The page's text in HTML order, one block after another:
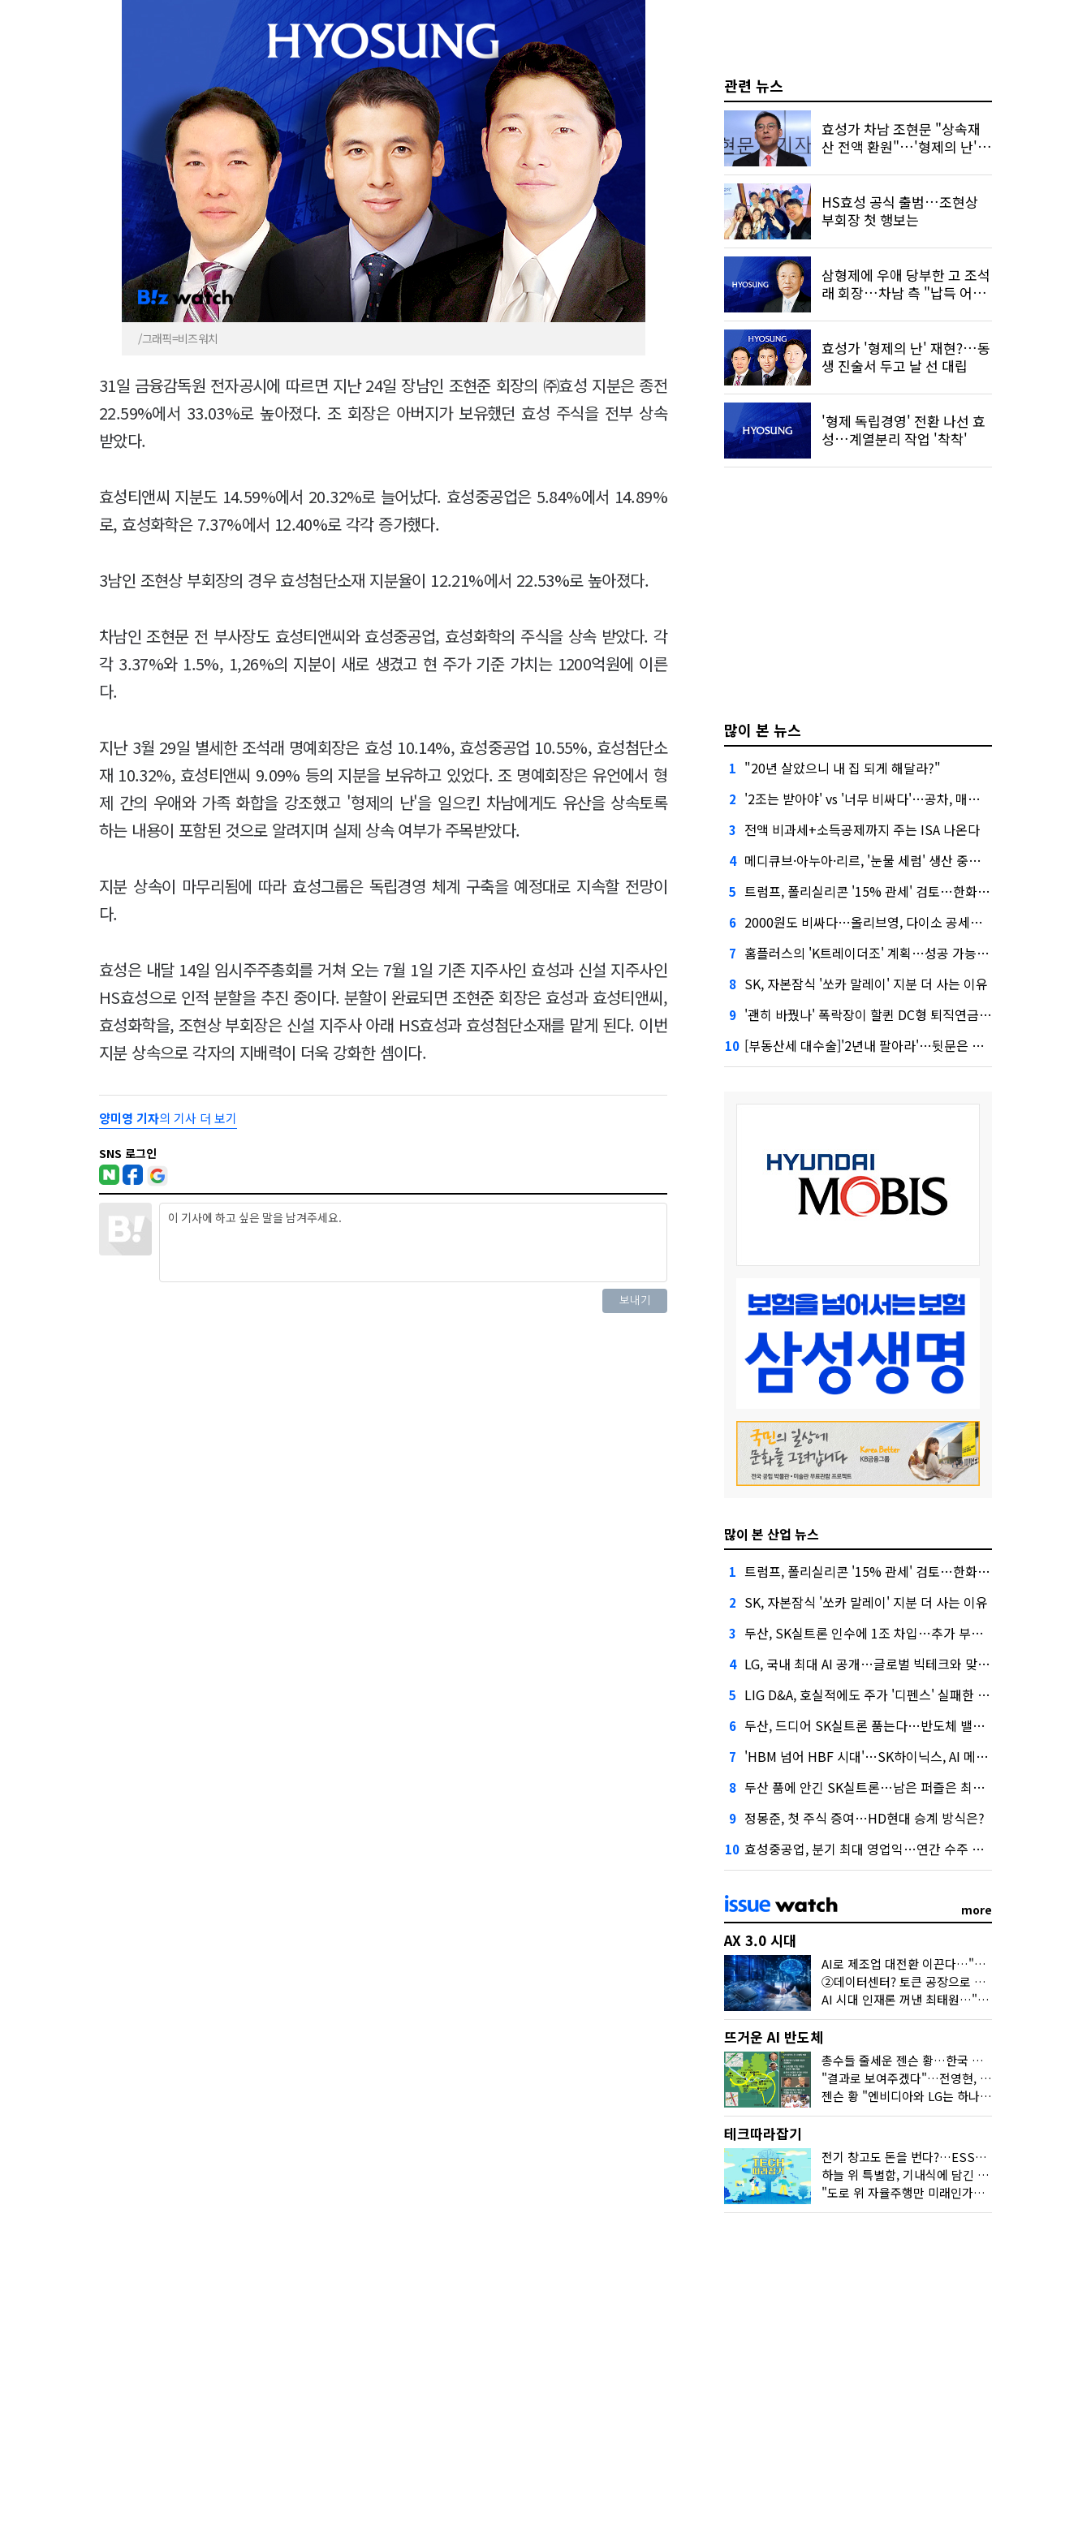
/그래픽=비즈워치
31일 금융감독원 전자공시에 따르면 지난 24일 장남인 조현준 회장의 ㈜효성 지분은 종전
22.59%에서 33.03%로 높아졌다. 조 회장은 아버지가 보유했던 효성 주식을 전부 상속
받았다.
효성티앤씨 지분도 14.59%에서 20.32%로 늘어났다. 효성중공업은 5.84%에서 14.89%
로, 효성화학은 7.37%에서 12.40%로 각각 증가했다.
3남인 조현상 부회장의 경우 효성첨단소재 지분율이 12.21%에서 22.53%로 높아졌다.
차남인 조현문 전 부사장도 효성티앤씨와 효성중공업, 효성화학의 주식을 상속 받았다. 각
각 3.37%와 1.5%, 1,26%의 지분이 새로 생겼고 현 주가 기준 가치는 1200억원에 이른
다.
지난 3월 29일 별세한 조석래 명예회장은 효성 10.14%, 효성중공업 10.55%, 효성첨단소
재 10.32%, 효성티앤씨 9.09% 등의 지분을 보유하고 있었다. 조 명예회장은 유언에서 형
제 간의 우애와 가족 화합을 강조했고 '형제의 난'을 일으킨 차남에게도 유산을 상속토록
하는 내용이 포함된 것으로 알려지며 실제 상속 여부가 주목받았다.
지분 상속이 마무리됨에 따라 효성그룹은 독립경영 체계 구축을 예정대로 지속할 전망이
다.
효성은 내달 14일 임시주주총회를 거쳐 오는 7월 1일 기존 지주사인 효성과 신설 지주사인
HS효성으로 인적 분할을 추진 중이다. 분할이 완료되면 조현준 회장은 효성과 효성티앤씨,
효성화학을, 조현상 부회장은 신설 지주사 아래 HS효성과 효성첨단소재를 맡게 된다. 이번
지분 상속으로 각자의 지배력이 더욱 강화한 셈이다.
양미영 기자의 기사 더 보기
SNS 로그인
관련 뉴스
효성가 차남 조현문 "상속재
산 전액 환원"…'형제의 난'
HS효성 공식 출범…조현상
부회장 첫 행보는
삼형제에 우애 당부한 고 조석
래 회장…차남 측 "납득 어렵
효성가 '형제의 난' 재현?…동
생 진술서 두고 날 선 대립
'형제 독립경영' 전환 나선 효
성…계열분리 작업 '착착'
많이 본 뉴스
1 "20년 살았으니 내 집 되게 해달라?"
2 '2조는 받아야' vs '너무 비싸다'…공차, 매각 성공할까
3 전액 비과세+소득공제까지 주는 ISA 나온다
4 메디큐브·아누아·리르, '눈물 세럼' 생산 중단한다
5 트럼프, 폴리실리콘 '15% 관세' 검토…한화큐셀·OCI 영향은?
6 2000원도 비싸다…올리브영, 다이소 공세에 '가성비'로 맞불
7 홈플러스의 'K트레이더조' 계획…성공 가능성은 '글쎄'
8 SK, 자본잠식 '쏘카 말레이' 지분 더 사는 이유
9 '괜히 바꿨나' 폭락장이 할퀸 DC형 퇴직연금…전문가 조언은
10 [부동산세 대수술]'2년내 팔아라'…뒷문은 열었다
많이 본 산업 뉴스
1 트럼프, 폴리실리콘 '15% 관세' 검토…한화큐셀·OCI 영향은?
2 SK, 자본잠식 '쏘카 말레이' 지분 더 사는 이유
3 두산, SK실트론 인수에 1조 차입…추가 부담은?
4 LG, 국내 최대 AI 공개…글로벌 빅테크와 맞붙는다
5 LIG D&A, 호실적에도 주가 '디펜스' 실패한 이유
6 두산, 드디어 SK실트론 품는다…반도체 밸류체인 위상 강화
7 'HBM 넘어 HBF 시대'…SK하이닉스, AI 메모리 표준 선점 나섰다
8 두산 품에 안긴 SK실트론…남은 퍼즐은 최태원 지분 29.4%
9 정몽준, 첫 주식 증여…HD현대 승계 방식은?
10 효성중공업, 분기 최대 영업익…연간 수주 목표 12조로
more
AX 3.0 시대
AI로 제조업 대전환 이끈다…"2030년까지 민관합동 20조 투자"
②데이터센터? 토큰 공장으로 변신
AI 시대 인재론 꺼낸 최태원…"협업이 경쟁력"
뜨거운 AI 반도체
총수들 줄세운 젠슨 황…한국 산업계 새판 짰다
"결과로 보여주겠다"…전영현, 젠슨 황과 HBM5 논의
젠슨 황 "엔비디아와 LG는 하나의 거대한 팀"
테크따라잡기
전기 창고도 돈을 번다?…ESS의 '두뇌' EMO가 뭐길래
하늘 위 특별함, 기내식에 담긴 기술의 세계
"도로 위 자율주행만 미래인가요"…진흙탕서 길 내는 HD현대 AI 기술